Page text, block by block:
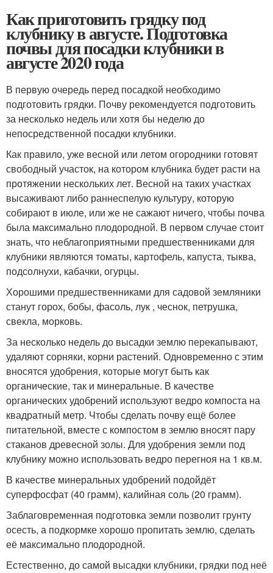
Как приготовить грядку под
клубнику в августе. Подготовка
почвы для посадки клубники в
августе 2020 года
В первую очередь перед посадкой необходимо
подготовить грядки. Почву рекомендуется подготовить
за несколько недель или хотя бы неделю до
непосредственной посадки клубники.
Как правило, уже весной или летом огородники готовят
свободный участок, на котором клубника будет расти на
протяжении нескольких лет. Весной на таких участках
высаживают либо раннеспелую культуру, которую
собирают в июле, или же не сажают ничего, чтобы почва
была максимально плодородной. В первом случае стоит
знать, что неблагоприятными предшественниками для
клубники являются томаты, картофель, капуста, тыква,
подсолнухи, кабачки, огурцы.
Хорошими предшественниками для садовой земляники
станут горох, бобы, фасоль, лук , чеснок, петрушка,
свекла, морковь.
За несколько недель до высадки землю перекапывают,
удаляют сорняки, корни растений. Одновременно с этим
вносятся удобрения, которые могут быть как
органические, так и минеральные. В качестве
органических удобрений используют ведро компоста на
квадратный метр. Чтобы сделать почву ещё более
питательной, вместе с компостом в землю вносят пару
стаканов древесной золы. Для удобрения земли под
клубнику можно использовать ведро перегноя на 1 кв.м.
В качестве минеральных удобрений подойдёт
суперфосфат (40 грамм), калийная соль (20 грамм).
Заблаговременная подготовка земли позволит грунту
осесть, а подкормке хорошо пропитать землю, сделать
её максимально плодородной.
Естественно, до самой высадки клубники, грядки под неё